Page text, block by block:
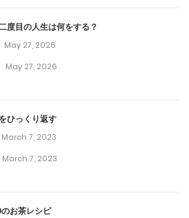
度目の人生は何をする？
May 27, 2026
May 27, 2026
ひっくり返す
March 7, 2023
March 7, 2023
お茶レシピ